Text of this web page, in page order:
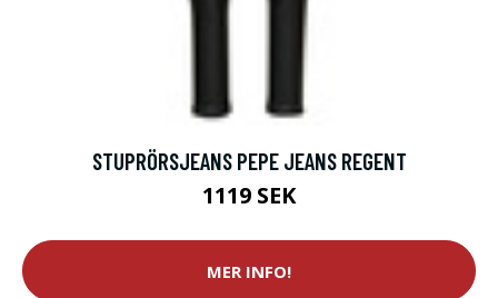
STUPRÖRSJEANS PEPE JEANS REGENT
1119 SEK
MER INFO!